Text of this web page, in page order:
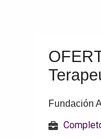
Fundación